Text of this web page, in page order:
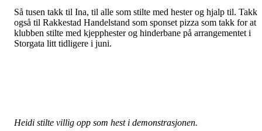
Så tusen takk til Ina, til alle som stilte med hester og hjalp til. Takk
også til Rakkestad Handelstand som sponset pizza som takk for at
klubben stilte med kjepphester og hinderbane på arrangementet i
Storgata litt tidligere i juni.
Heidi stilte villig opp som hest i demonstrasjonen.